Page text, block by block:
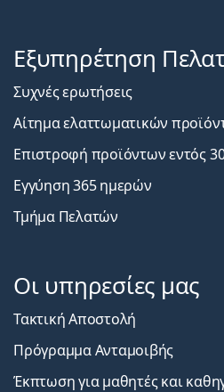
Εξυπηρέτηση
Συχνές ερωτήσεις
Αίτημα ελαττωματικών
Επιστροφή προϊόντων εντός
Εγγύηση 365 ημερών
Τμήμα Πελατών
Οι υπηρεσίες μας
Τακτική Αποστολή
Πρόγραμμα Ανταμοιβής
Έκπτωση για μαθητές και